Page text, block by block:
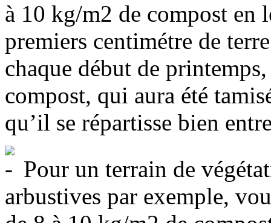
à 10 kg/m2 de compost en
premiers centimétre de
chaque début de
compost, qui aura été
qu’il se répartisse bien
Pour un terrain de
arbustives par exemple,